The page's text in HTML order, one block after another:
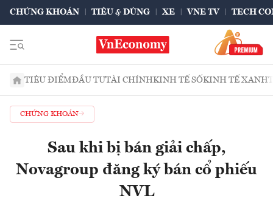
CHỨNG KHOÁN TIÊU & DÙNG XE VNE TV TECH
TIÊU ĐIỂMĐẦU TƯTÀI CHÍNHKINH TẾ SỐKINH TẾ XANH
CHỨNG KHOÁN
Sau khi bị bán giải chấp,
Novagroup đăng ký bán cổ phiếu
NVL